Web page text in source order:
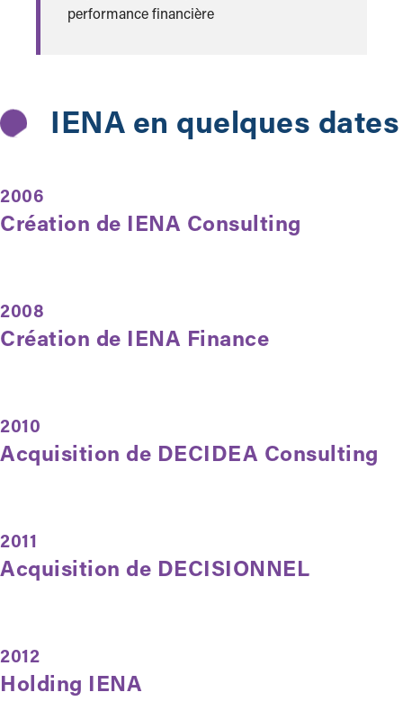
performance financière
IENA en quelques dates
2006
Création de IENA Consulting
2008
Création de IENA Finance
2010
Acquisition de DECIDEA Consulting
2011
Acquisition de DECISIONNEL
2012
Holding IENA